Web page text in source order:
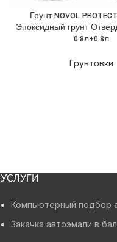
ПОДРОБНЕЕ
Грунт NOVOL
Эпоксидный грунт
0.8л+0.8л
Грунтовки
УСЛУГИ
Компьютерный подбор
Закачка автоэмали в